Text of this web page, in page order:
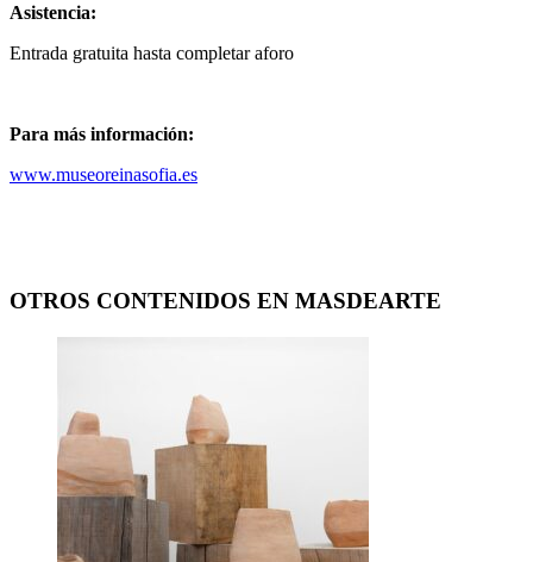
Asistencia:
Entrada gratuita hasta completar aforo
Para más información:
www.museoreinasofia.es
OTROS CONTENIDOS EN MASDEARTE